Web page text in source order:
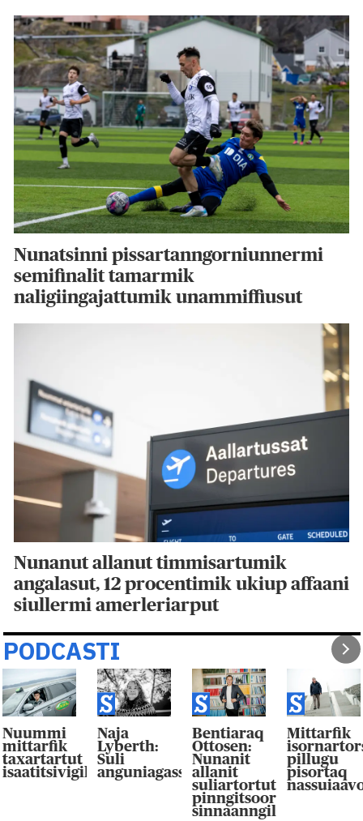
Nunatsinni pissartanngorniunnermi
semifinalit tamarmik
naligiingajattumik unammiffiusut
Nunanut allanut timmisartumik
angalasut, 12 procentimik ukiup affaani
siullermi amerleriarput
PODCASTI
Nuummi
mittarfik
taxartartut
isaatitsivigilluarpaat
Naja
Lyberth:
Suli
anguniagassaqaqaagut
Bentiaraq
Ottosen:
Nunanit
allanit
suliartortut
pinngitsoor-
Mittarfik
pillugu
pisortaq